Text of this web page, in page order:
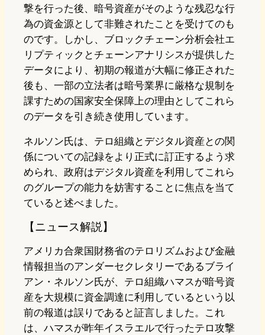
撃を行った後、暗号資産がそのような残忍な行
為の資金源として非難されたことを受けてのも
のです。しかし、ブロックチェーン分析会社エ
リプティックとチェーンアナリシスが提供した
データにより、初期の報道が大幅に修正された
後も、一部の立法者は暗号業界に厳格な規制を
課すための国家安全保障上の理由としてこれら
のデータを引き続き使用しています。
ネルソン氏は、テロ組織とデジタル資産との関
係についての記録をより正式に訂正するよう求
められ、政府はデジタル資産を利用してこれら
のグループの能力を妨害することに焦点を当て
ていると述べました。
【ニュース解説】
アメリカ合衆国財務省のテロリズムおよび金融
情報担当のアンダーセクレタリーであるブライ
アン・ネルソン氏が、テロ組織ハマスが暗号資
産を大規模に資金調達に利用しているという以
前の報道は誤りであると証言しました。これ
は、ハマスが昨年イスラエルで行ったテロ攻撃